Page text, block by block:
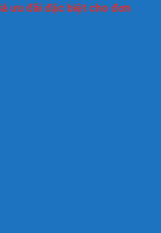
ưu đãi đặc biệt cho đơn